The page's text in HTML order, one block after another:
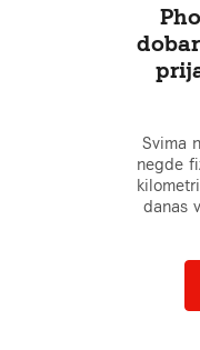
Svima
negde
danas